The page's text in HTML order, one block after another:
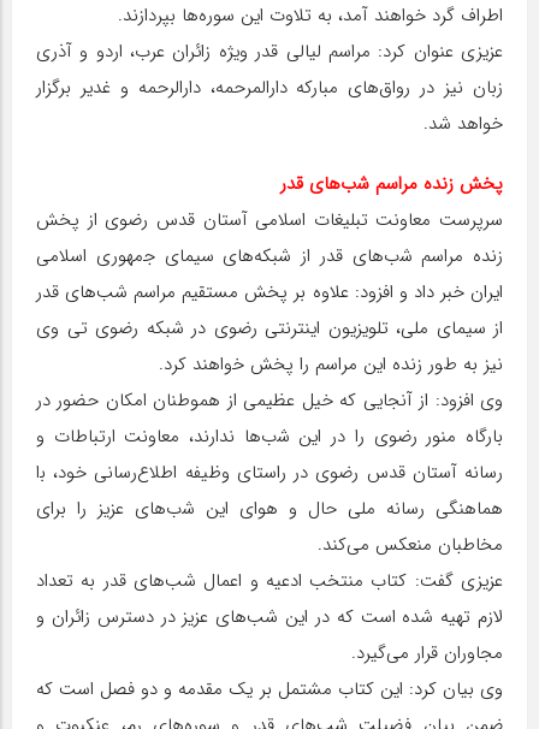
اﻃﺮاف ﮔﺮد ﺧﻮاهند آﻣﺪ، ﺑﻪ ﺗﻼوت این سوره‌ها ﺑﭙﺮدازﻧﺪ.
عزیزی عنوان کرد: مراسم لیالی قدر ویژه زائران عرب، اردو و آذری
زبان نیز در رواق‌های مبارکه دارالمرحمه، دارالرحمه و غدیر برگزار
خواهد شد.
ﭘﺨﺶ زﻧﺪه ﻣﺮاﺳﻢ ﺷب‌های ﻗﺪر
سرپرست ﻣﻌﺎونت ﺗﺒﻠﯿﻐﺎت اﺳﻼﻣﻲ آﺳﺘﺎن ﻗﺪس رﺿﻮی از ﭘﺨﺶ
زﻧﺪه ﻣﺮاﺳﻢ ﺷب‌های ﻗﺪر از شبکه‌های ﺳﯿﻤﺎی ﺟمهوری اﺳﻼﻣﯽ
اﯾﺮان ﺧﺒﺮ داد و اﻓﺰود: ﻋﻼوه ﺑﺮ ﭘﺨﺶ ﻣﺴﺘﻘﯿﻢ ﻣﺮاﺳﻢ شب‌های ﻗﺪر
از سیمای ملی، ﺗﻠﻮﯾﺰﯾﻮن اینترنتی رﺿﻮی در شبکه رضوی‌ تی وی
نیز به طﻮر زﻧﺪه این مراسم را ﭘﺨﺶ ﺧواهند کرد.
وی اﻓﺰود: از آﻧﺠﺎﯾﯽ ﮐﻪ ﺧﯿﻞ ﻋﻈﯿﻤﯽ از هموطنان اﻣﮑﺎن ﺣﻀﻮر در
ﺑﺎرﮔﺎه ﻣﻨﻮر رﺿﻮی را در اﯾﻦ ﺷب‌ها ﻧﺪارﻧﺪ، معاونت ارتباطات و
رسانه آﺳﺘﺎن ﻗﺪس رﺿﻮی در راﺳﺘﺎی وﻇﯿﻔﻪ اﻃﻼع‌رﺳﺎﻧﯽ ﺧﻮد، ﺑا
هماهنگی رﺳﺎﻧﻪ ﻣﻠﯽ ﺣﺎل و هوای اﯾﻦ ﺷب‌های ﻋﺰﯾﺰ را ﺑﺮای
ﻣﺨﺎﻃﺒﺎن ﻣﻨﻌﮑﺲ ﻣﯽﮐﻨﺪ.
عزیزی ﮔﻔﺖ: کتاب منتخب ادعیه و اعمال شب‌های قدر به تعداد
لازم تهیه شده است که در این شب‌های عزیز در دسترس زائران و
مجاوران قرار می‌گیرد.
وی بیان کرد: این کتاب مشتمل بر یک مقدمه و دو فصل است که